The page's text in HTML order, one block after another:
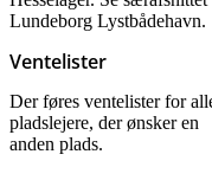
Lundeborg Lystbådehavn.
Ventelister
Der føres ventelister for
pladslejere, der ønsker en
anden plads.